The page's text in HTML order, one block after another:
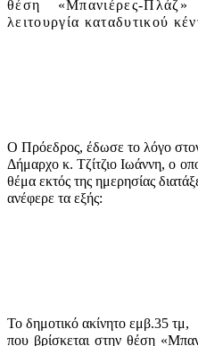
θέση «Μπανιέρες-
λειτουργία καταδυτικού
Ο Πρόεδρος, έδωσε το λόγο
Δήμαρχο κ. Τζίτζιο Ιωάννη, ο
θέμα εκτός της ημερησίας
ανέφερε τα εξής:
Το δημοτικό ακίνητο εμβ.35 τμ,
που βρίσκεται στην θέση